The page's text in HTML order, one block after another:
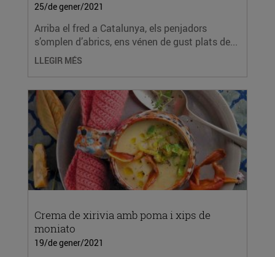
25/de gener/2021
Arriba el fred a Catalunya, els penjadors
s’omplen d’abrics, ens vénen de gust plats de...
LLEGIR MÉS
Crema de xirivia amb poma i xips de
moniato
19/de gener/2021